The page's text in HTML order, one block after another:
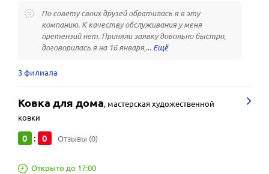
По совету своих друзей обратилась я в эту
компанию. К качеству обслуживания у меня
претензий нет. Приняли заявку довольно быстро,
договорилась я на 16 января,...
3 филиала
Ковка для дома, мастерская художественной
ковки
0 : 0 Отзывы (0)
Открыто до 17:00